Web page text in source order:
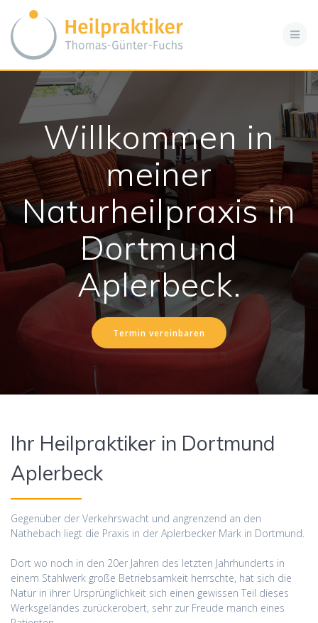
Inhalt
springen
Willkommen in
meiner
Naturheilpraxis in
Dortmund
Aplerbeck.
Termin vereinbaren
Ihr Heilpraktiker in Dortmund
Aplerbeck
Gegenüber der Verkehrswacht und angrenzend an den
Nathebach liegt die Praxis in der Aplerbecker Mark in Dortmund.
Dort wo noch in den 20er Jahren des letzten Jahrhunderts in
einem Stahlwerk große Betriebsamkeit herrschte, hat sich die
Natur in ihrer Ursprünglichkeit sich einen gewissen Teil dieses
Werksgeländes zurückerobert, sehr zur Freude manch eines